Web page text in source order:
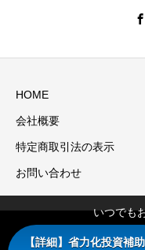
HOME
会社概要
特定商取引法の表示
お問い合わせ
Copyright © アアルコ
いつでも
【詳細】省力化投資補